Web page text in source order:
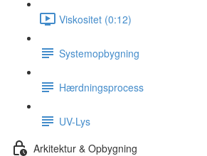
Viskositet (0:12)
Systemopbygning
Hærdningsprocess
UV-Lys
Arkitektur & Opbygning